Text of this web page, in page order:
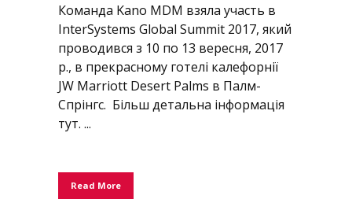
Команда Kano MDM взяла участь в
InterSystems Global Summit 2017, який
проводився з 10 по 13 вересня, 2017
р., в прекрасному готелі калефорнії
JW Marriott Desert Palms в Палм-
Спрінгс. Більш детальна інформація
тут. ...
Read More